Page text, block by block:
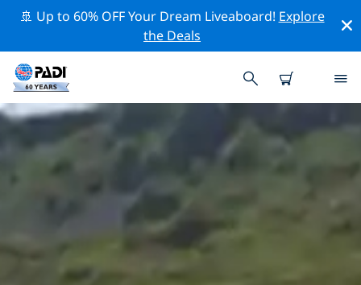
🚢 Up to 60% OFF Your Dream Liveaboard! Explore
the Deals